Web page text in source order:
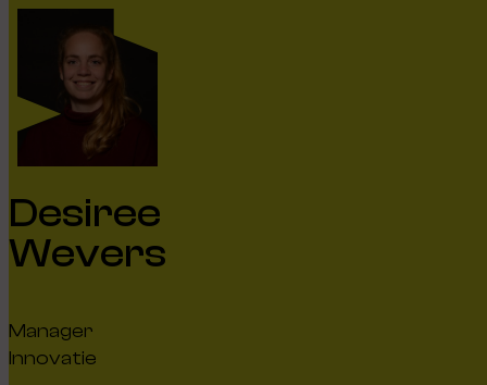
Desiree
Wevers
Manager
Innovatie